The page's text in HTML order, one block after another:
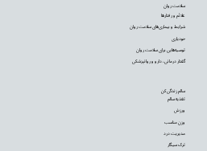
سالم زندگی کن
تغذیه سالم
ورزش
وزن مناسب
مدیریت درد
ترک سیگار
سلامت روان
علائم و رفتارها
شرایط و بیماری‌های سلامت روان
خودیاری
توصیه‌‌هایی برای سلامت روان
گفتار درمانی، دارو و روانپزشکی